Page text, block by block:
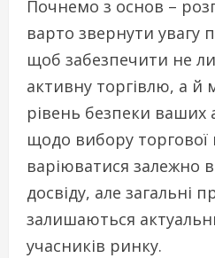
Почнемо з основ –
варто звернути увагу
щоб забезпечити не
активну торгівлю, а й
рівень безпеки ваших
щодо вибору
варіюватися залежно
досвіду, але загальні
залишаються
учасників ринку.